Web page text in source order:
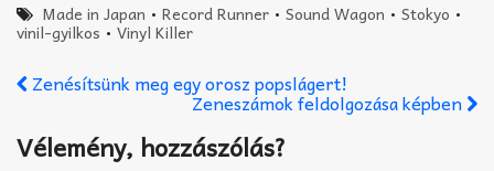
Made in Japan •Record Runner •Sound Wagon •Stokyo •
vinil-gyilkos • Vinyl Killer
Zenésítsünk meg egy orosz popslágert!
Zeneszámok feldolgozása képben
Vélemény, hozzászólás?